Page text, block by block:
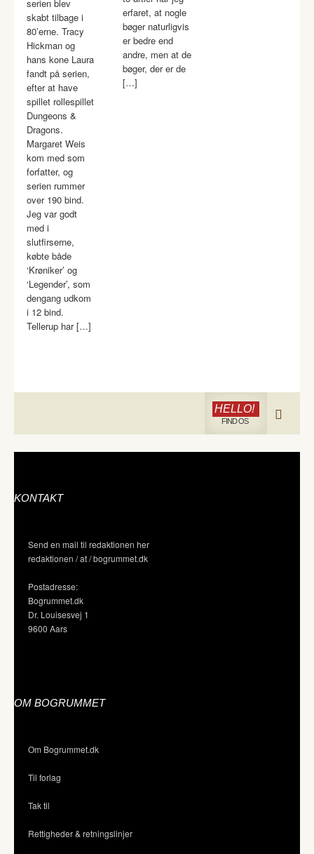
serien blev
skabt tilbage i
80’erne. Tracy
Hickman og
hans kone Laura
fandt på serien,
efter at have
spillet rollespillet
Dungeons &
Dragons.
Margaret Weis
kom med som
forfatter, og
serien rummer
over 190 bind.
Jeg var godt
med i
slutfirserne,
købte både
‘Krøniker’ og
‘Legender’, som
dengang udkom
i 12 bind.
Tellerup har […]
erfaret, at nogle
bøger naturligvis
er bedre end
andre, men at de
bøger, der er de
[…]
HELLO!
FIND OS
KONTAKT
Send en mail til redaktionen her
redaktionen / at / bogrummet.dk
Postadresse:
Bogrummet.dk
Dr. Louisesvej 1
9600 Aars
OM BOGRUMMET
Om Bogrummet.dk
Til forlag
Tak til
Rettigheder & retningslinjer